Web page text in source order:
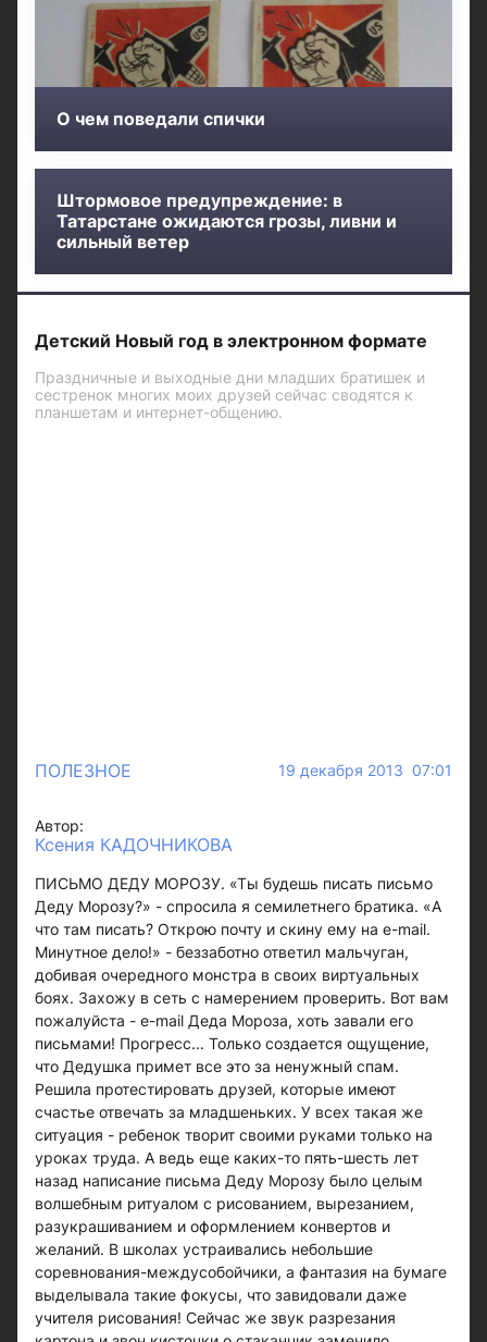
О чем поведали спички
Штормовое предупреждение: в
Татарстане ожидаются грозы, ливни и
сильный ветер
Детский Новый год в электронном формате
Праздничные и выходные дни младших братишек и
сестренок многих моих друзей сейчас сводятся к
планшетам и интернет-общению.
ПОЛЕЗНОЕ 19 декабря 2013 07:01
Автор:
Ксения КАДОЧНИКОВА
ПИСЬМО ДЕДУ МОРОЗУ. «Ты будешь писать письмо
Деду Морозу?» - спросила я семилетнего братика. «А
что там писать? Открою почту и скину ему на e-mail.
Минутное дело!» - беззаботно ответил мальчуган,
добивая очередного монстра в своих виртуальных
боях. Захожу в сеть с намерением проверить. Вот вам
пожалуйста - e-mail Деда Мороза, хоть завали его
письмами! Прогресс... Только создается ощущение,
что Дедушка примет все это за ненужный спам.
Решила протестировать друзей, которые имеют
счастье отвечать за младшеньких. У всех такая же
ситуация - ребенок творит своими руками только на
уроках труда. А ведь еще каких-то пять-шесть лет
назад написание письма Деду Морозу было целым
волшебным ритуалом с рисованием, вырезанием,
разукрашиванием и оформлением конвертов и
желаний. В школах устраивались небольшие
соревнования-междусобойчики, а фантазия на бумаге
выделывала такие фокусы, что завидовали даже
учителя рисования! Сейчас же звук разрезания